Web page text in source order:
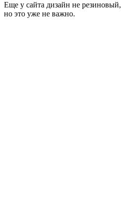
Еще у сайта дизайн не резиновый,
но это уже не важно.